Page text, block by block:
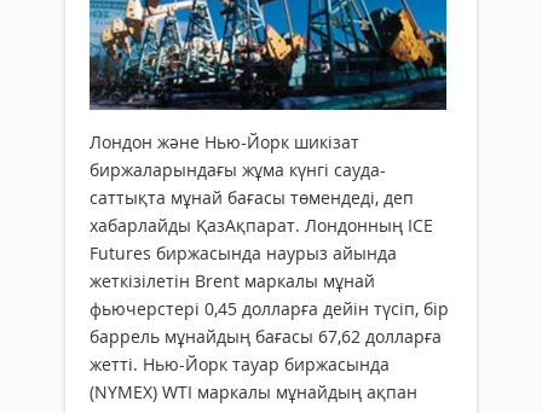
Лондон және Нью-Йорк шикізат
биржаларындағы жұма күнгі сауда-
саттықта мұнай бағасы төмендеді, деп
хабарлайды ҚазАқпарат. Лондонның ICE
Futures биржасында наурыз айында
жеткізілетін Brent маркалы мұнай
фьючерстері 0,45 долларға дейін түсіп, бір
баррель мұнайдың бағасы 67,62 долларға
жетті. Нью-Йорк тауар биржасында
(NYMEX) WTI маркалы мұнайдың ақпан